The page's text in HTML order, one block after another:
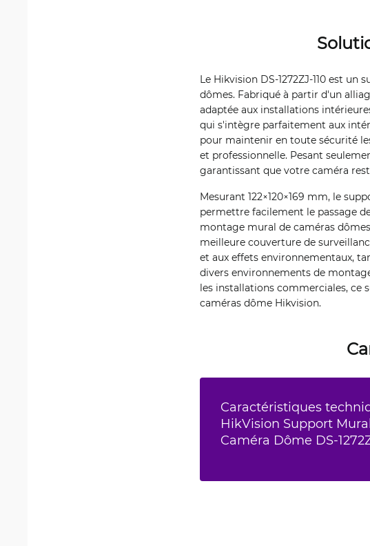
Le Hikvision DS-1272ZJ-110 est
dômes. Fabriqué à partir d'un
adaptée aux installations
qui s'intègre parfaitement aux
pour maintenir en toute sécurité
et professionnelle. Pesant
garantissant que votre caméra
Mesurant 122×120×169 mm, le
permettre facilement le passage
montage mural de caméras
meilleure couverture de
et aux effets environnementaux,
divers environnements de
les installations commerciales,
caméras dôme Hikvision.
Caractéristiques
HikVision Support
Caméra Dôme DS-